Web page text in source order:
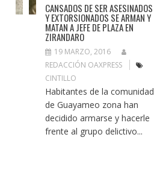
CANSADOS DE SER ASESINADOS
Y EXTORSIONADOS SE ARMAN Y
MATAN A JEFE DE PLAZA EN
ZIRANDARO
19 MARZO, 2016
REDACCIÓN OAXPRESS
CINTILLO
Habitantes de la comunidad
de Guayameo zona han
decidido armarse y hacerle
frente al grupo delictivo...